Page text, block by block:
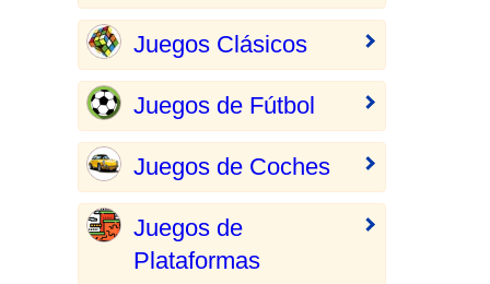
Juegos Clásicos
Juegos de Fútbol
Juegos de Coches
Juegos de
Plataformas